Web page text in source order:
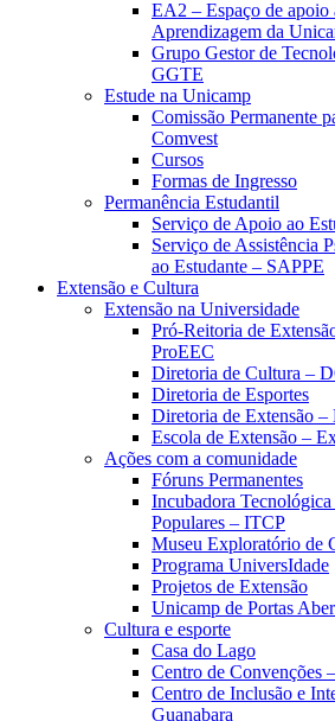
EA2 – Espaço de apoio
Aprendizagem da
Grupo Gestor de
GGTE
Estude na Unicamp
Comissão Permanente
Comvest
Cursos
Formas de Ingresso
Permanência Estudantil
Serviço de Apoio ao
Serviço de Assistência
ao Estudante – SAPPE
Extensão e Cultura
Extensão na Universidade
Pró-Reitoria de
ProEEC
Diretoria de Cultura –
Diretoria de Esportes
Diretoria de Extensão –
Escola de Extensão –
Ações com a comunidade
Fóruns Permanentes
Incubadora
Populares – ITCP
Museu Exploratório de
Programa UniversIdade
Projetos de Extensão
Unicamp de Portas
Cultura e esporte
Casa do Lago
Centro de Convenções
Centro de Inclusão e
Guanabara